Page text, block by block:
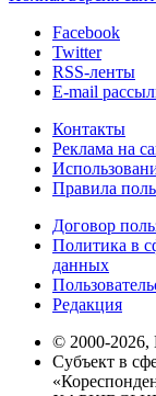
Facebook
Twitter
RSS-ленты
E-mail
Контакты
Реклама на
Правила
Договор
Политика в
данных
Редакция
© 2000-2026,
Субъект в